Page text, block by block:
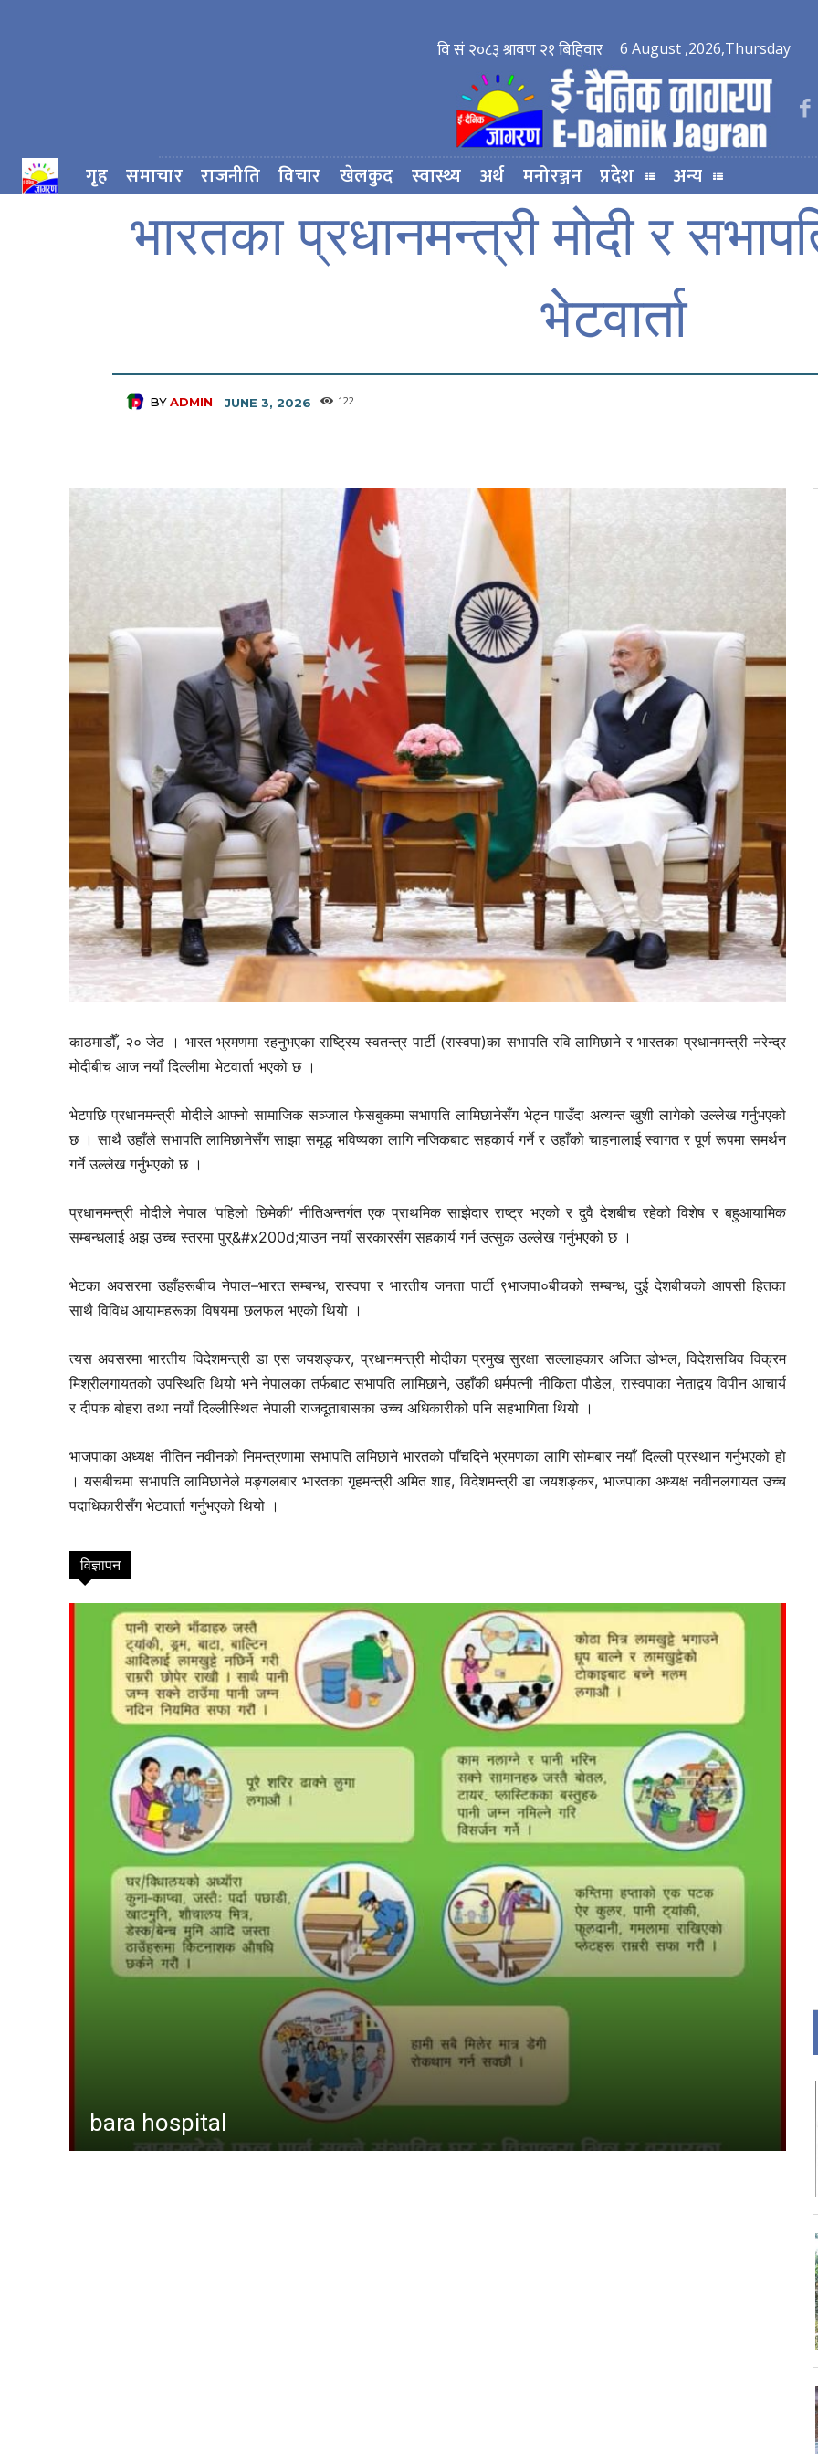
TV
FM
विषयसूची
समाचार
मधेश
अन्तर्राष्ट्रिय
प्रदेश
अर्थ
समाज
कोशी
rautahat ad
bara ad
other ads
Parsa Ad
विशेष
मनोरञ्जन
विचार
6 August ,2026,Thursday
गृह समाचार राजनीति विचार खेलकुद स्वास्थ्य अर्थ मनोरञ्जन प्रदेश अन्य
भारतका प्रधानमन्त्री मोदी र
भेटवार्ता
BYADMIN JUNE 3, 2026 122
काठमाडौँ, २० जेठ । भारत भ्रमणमा रहनुभएका राष्ट्रिय स्वतन्त्र पार्टी (रास्वपा)का सभापति रवि लामिछाने र भारतका प्रधानमन्त्री नरेन्द्र
मोदीबीच आज नयाँ दिल्लीमा भेटवार्ता भएको छ ।
भेटपछि प्रधानमन्त्री मोदीले आफ्नो सामाजिक सञ्जाल फेसबुकमा सभापति लामिछानेसँग भेट्न पाउँदा अत्यन्त खुशी लागेको उल्लेख गर्नुभएको
छ । साथै उहाँले सभापति लामिछानेसँग साझा समृद्ध भविष्यका लागि नजिकबाट सहकार्य गर्ने र उहाँको चाहनालाई स्वागत र पूर्ण रूपमा समर्थन
गर्ने उल्लेख गर्नुभएको छ ।
प्रधानमन्त्री मोदीले नेपाल ‘पहिलो छिमेकी’ नीतिअन्तर्गत एक प्राथमिक साझेदार राष्ट्र भएको र दुवै देशबीच रहेको विशेष र बहुआयामिक
सम्बन्धलाई अझ उच्च स्तरमा पुर्&#x200d;याउन नयाँ सरकारसँग सहकार्य गर्न उत्सुक उल्लेख गर्नुभएको छ ।
भेटका अवसरमा उहाँहरूबीच नेपाल–भारत सम्बन्ध, रास्वपा र भारतीय जनता पार्टी ९भाजपा०बीचको सम्बन्ध, दुई देशबीचको आपसी हितका
साथै विविध आयामहरूका विषयमा छलफल भएको थियो ।
त्यस अवसरमा भारतीय विदेशमन्त्री डा एस जयशङ्कर, प्रधानमन्त्री मोदीका प्रमुख सुरक्षा सल्लाहकार अजित डोभल, विदेशसचिव विक्रम
मिश्रीलगायतको उपस्थिति थियो भने नेपालका तर्फबाट सभापति लामिछाने, उहाँकी धर्मपत्नी नीकिता पौडेल, रास्वपाका नेताद्वय विपीन आचार्य
र दीपक बोहरा तथा नयाँ दिल्लीस्थित नेपाली राजदूताबासका उच्च अधिकारीको पनि सहभागिता थियो ।
भाजपाका अध्यक्ष नीतिन नवीनको निमन्त्रणामा सभापति लमिछाने भारतको पाँचदिने भ्रमणका लागि सोमबार नयाँ दिल्ली प्रस्थान गर्नुभएको हो
। यसबीचमा सभापति लामिछानेले मङ्गलबार भारतका गृहमन्त्री अमित शाह, विदेशमन्त्री डा जयशङ्कर, भाजपाका अध्यक्ष नवीनलगायत उच्च
पदाधिकारीसँग भेटवार्ता गर्नुभएको थियो ।
विज्ञापन
gaur hospital
pokhariya
thori-gaupalika
rajpur nagarpalika
baudhimai nagarpalika